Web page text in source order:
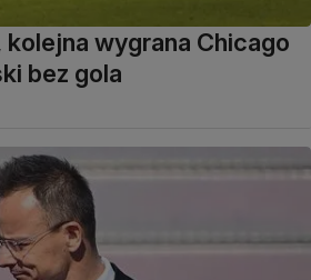
wygrana Chicago
bez gola